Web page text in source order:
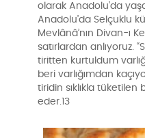
olarak Anadolu’da
Anadolu’da Selçuklu
Mevlânâ’nın Divan-ı
satırlardan anlıyoruz.
tiritten kurtuldum
beri varlığımdan
tiridin sıklıkla
eder.13